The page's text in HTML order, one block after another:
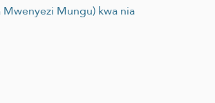
Mungu) kwa nia